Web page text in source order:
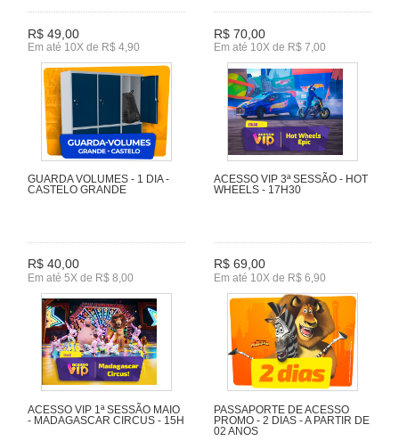
R$ 49,00
Em até 10X de R$ 4,90
R$ 70,00
Em até 10X de R$ 7,00
GUARDA VOLUMES - 1 DIA -
CASTELO GRANDE
R$ 40,00
Em até 5X de R$ 8,00
ACESSO VIP 3ª SESSÃO - HOT
WHEELS - 17H30
R$ 69,00
Em até 10X de R$ 6,90
ACESSO VIP 1ª SESSÃO MAIO
- MADAGASCAR CIRCUS - 15H
PASSAPORTE DE ACESSO
PROMO - 2 DIAS - A PARTIR DE
02 ANOS